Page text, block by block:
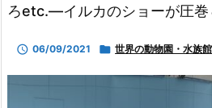
ろetc.―イルカのショーが圧巻
 06/09/2021  世界の動物園・水族館